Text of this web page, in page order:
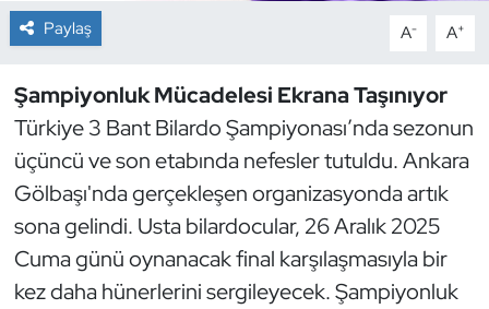
Paylaş A- A+
Şampiyonluk Mücadelesi Ekrana Taşınıyor
Türkiye 3 Bant Bilardo Şampiyonası’nda sezonun
üçüncü ve son etabında nefesler tutuldu. Ankara
Gölbaşı'nda gerçekleşen organizasyonda artık
sona gelindi. Usta bilardocular, 26 Aralık 2025
Cuma günü oynanacak final karşılaşmasıyla bir
kez daha hünerlerini sergileyecek. Şampiyonluk
Dağcılık
Dövüş Sanatı
E-Spor
Eskrim
Futbol